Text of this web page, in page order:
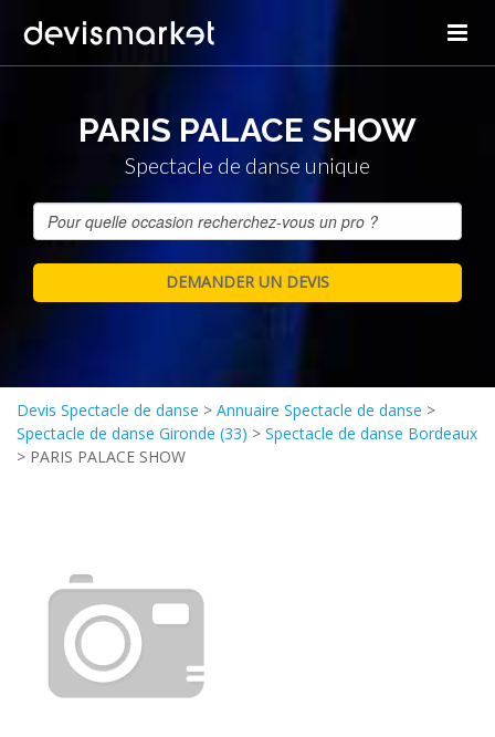
PARIS PALACE SHOW
Spectacle de danse unique
Devis Spectacle de danse > Annuaire Spectacle de danse >
Spectacle de danse Gironde (33) > Spectacle de danse Bordeaux
> PARIS PALACE SHOW